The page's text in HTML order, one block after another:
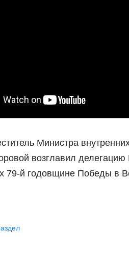
Министра
возглавил
79-й годовщине Победы в